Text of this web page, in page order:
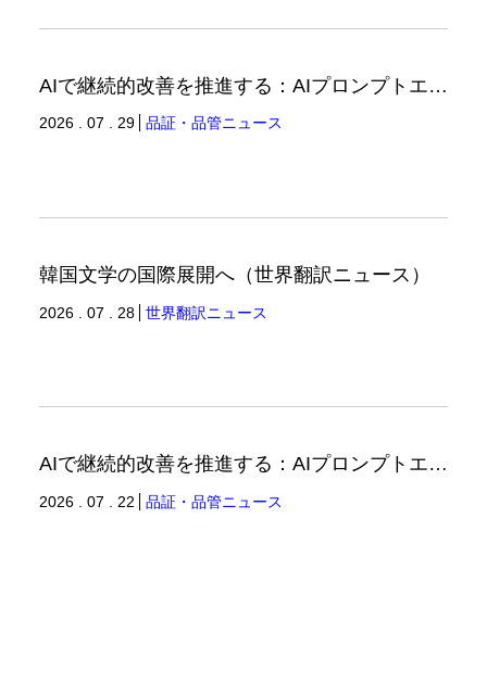
AIで継続的改善を推進する：AIプロンプトエンジニアリングへの品質思考の適用-3（品証品管ニュース）
2026 . 07 . 29 品証・品管ニュース
韓国文学の国際展開へ（世界翻訳ニュース）
2026 . 07 . 28 世界翻訳ニュース
AIで継続的改善を推進する：AIプロンプトエンジニアリングへの品質思考の適用-2（品証品管ニュース）
2026 . 07 . 22 品証・品管ニュース